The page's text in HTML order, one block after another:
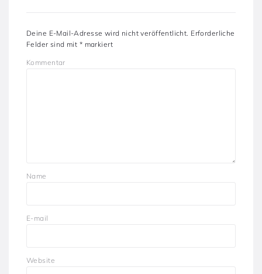
Deine E-Mail-Adresse wird nicht veröffentlicht. Erforderliche
Felder sind mit * markiert
Kommentar
Name
E-mail
Website